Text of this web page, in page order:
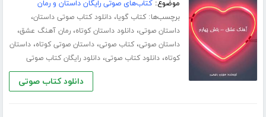
موضوع:کتاب‌های صوتی رایگان داستان و رمان
برچسب‌ها:کتاب گویا،دانلود کتاب صوتی داستان،
داستان صوتی،دانلود داستان کوتاه،رمان آهنگ عشق،
داستان صوتی،کتاب صوتی،داستان صوتی کوتاه،داستان
کوتاه،دانلود کتاب صوتی،دانلود رایگان کتاب صوتی
دانلود کتاب صوتی